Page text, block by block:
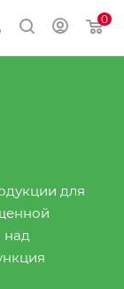
0
для
над